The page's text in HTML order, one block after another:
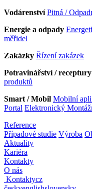
Vodárenství Pitná /
Energie a odpady
měřidel
Zakázky Řízení zakázek
Potravinářství / receptury
produktů
Smart / Mobil Mobilní
Portal Elektronický
Reference
Případové studie Výroba
Aktuality
Kariéra
Kontakty
O nás
Kontaktycz